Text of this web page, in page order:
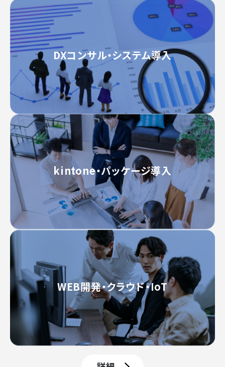
DXコンサル・システム導入
kintone・パッケージ導入
WEB開発・クラウド・IoT